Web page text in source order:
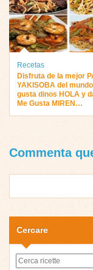
Recetas
Disfruta de la mejor
YAKISOBA del
gusta dinos HOLA y
Me Gusta MIREN…
Commenta
Cercare